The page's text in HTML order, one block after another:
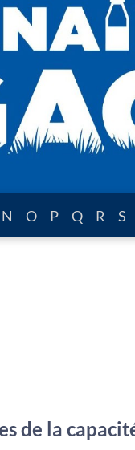
N O P Q R S
de la